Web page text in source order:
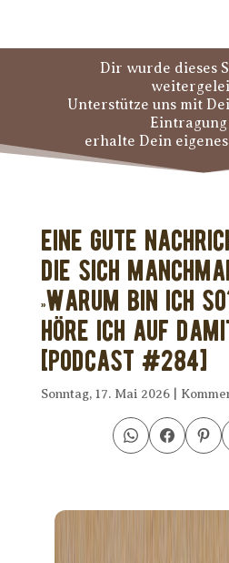
Dir wurde dieses
Unterstütze uns mit
erhalte Dein
Eine gute
die sich
»Warum bin ich
höre ich auf
[PODCAST #284]
Sonntag, 17. Mai 2026|